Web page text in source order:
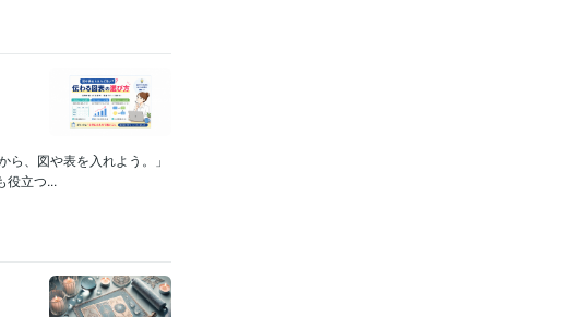
、図や表を入れよう。」
役立つ...